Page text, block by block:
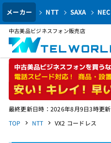
メーカー NTT SAXA NEC
中古美品ビジネスフォン販売店
最終更新日時：2026年8月9日3時更新
TOP
NTT VX2 コードレス